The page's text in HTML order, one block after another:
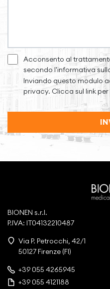
Acconsento al
secondo l'informativa
Inviando questo modulo
privacy. Clicca sul link per
BIONEN s.r.l.
P.IVA: IT04132210487
Via P. Petrocchi, 42/1
50127 Firenze (FI)
+39 055 4265945
+39 055 4121188